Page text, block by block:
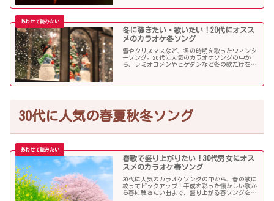
冬に聴きたい・歌いたい！20代にオスス
メのカラオケ冬ソング
雪やクリスマスなど、冬の時期を歌ったウィンタ
ーソング。20代に人気のカラオケソングの中か
ら、レミオロメンやヒゲダンなど冬の歌だけを個
30代に人気の春夏秋冬ソング
春歌で盛り上がりたい！30代男女にオス
スメのカラオケ春ソング
30代に人気のカラオケソングの中から、春の歌に
絞ってピックアップ！平成を彩った懐かしい歌か
ら春に聴きたい曲まで、盛り上がる春ソングを集